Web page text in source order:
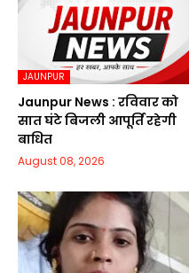
JAUNPUR
Jaunpur News : रविवार को
सात घंटे बिजली आपूर्ति रहेगी
बाधित
August 08, 2026